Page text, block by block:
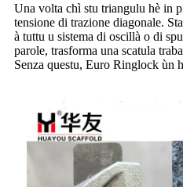
Una volta chì stu triangulu hè in
tensione di trazione diagonale.
à tuttu u sistema di oscillà o di
parole, trasforma una scatula
Senza questu, Euro Ringlock ùn